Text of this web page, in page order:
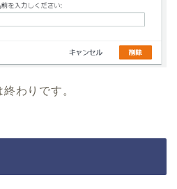
わりです。